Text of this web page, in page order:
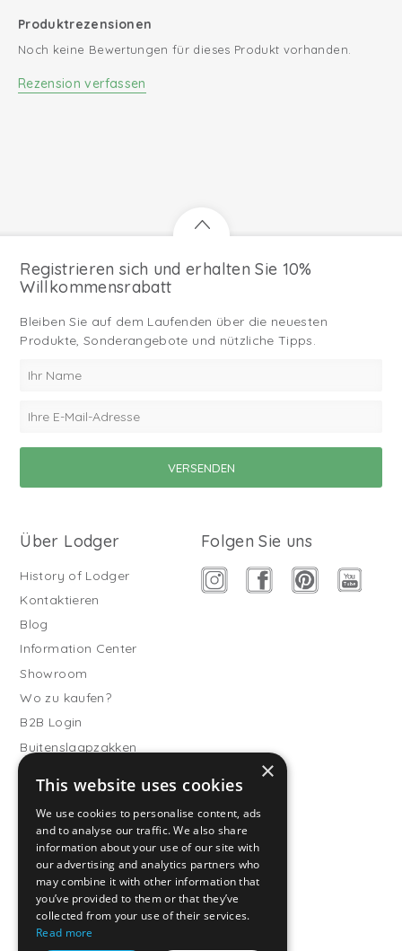
Produktrezensionen
Noch keine Bewertungen für dieses Produkt vorhanden.
Rezension verfassen
Registrieren sich und erhalten Sie 10%
Willkommensrabatt
Bleiben Sie auf dem Laufenden über die neuesten
Produkte, Sonderangebote und nützliche Tipps.
Über Lodger
History of Lodger
Kontaktieren
Blog
Information Center
Showroom
Wo zu kaufen?
B2B Login
Buitenslaapzakken
Kundendienst
Häufig gestellte Fragen
Versand & Lieferung
Rückgabe
Zahlungsarten
Allgemeine
Folgen Sie uns
×
This website uses cookies
We use cookies to personalise content, ads
and to analyse our traffic. We also share
information about your use of our site with
our advertising and analytics partners who
may combine it with other information that
you’ve provided to them or that they’ve
collected from your use of their services.
Read more